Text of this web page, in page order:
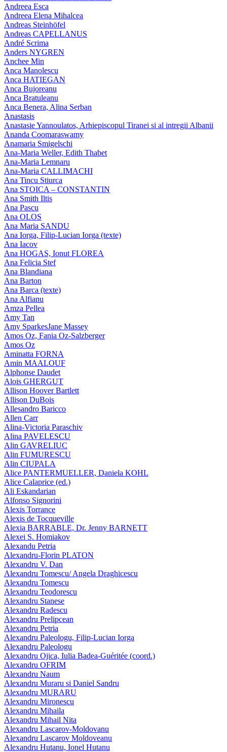
Andreea Esca
Andreea Elena Mihalcea
Andreas Steinhöfel
Andreas CAPELLANUS
André Scrima
Anders NYGREN
Anchee Min
Anca Manolescu
Anca HATIEGAN
Anca Bujoreanu
Anca Bratuleanu
Anca Benera, Alina Serban
Anastasis
Anastasie Yannoulatos, Arhiepiscopul Tiranei si al intregii Albanii
Ananda Coomaraswamy
Anamaria Smigelschi
Ana-Maria Weller, Edith Thabet
Ana-Maria Lemnaru
Ana-Maria CALLIMACHI
Ana Tincu Stiurca
Ana STOICA – CONSTANTIN
Ana Smith Iltis
Ana Pascu
Ana OLOS
Ana Maria SANDU
Ana Iorga, Filip-Lucian Iorga (texte)
Ana Iacov
Ana HOGAS, Ionut FLOREA
Ana Felicia Stef
Ana Blandiana
Ana Barton
Ana Barca (texte)
Ana Alfianu
Amza Pellea
Amy Tan
Amy SparkesJane Massey
Amos Oz, Fania Oz-Salzberger
Amos Oz
Aminatta FORNA
Amin MAALOUF
Alphonse Daudet
Alois GHERGUT
Allison Hoover Bartlett
Allison DuBois
Allesandro Baricco
Allen Carr
Alina-Victoria Paraschiv
Alina PAVELESCU
Alin GAVRELIUC
Alin FUMURESCU
Alin CIUPALA
Alice PANTERMUELLER, Daniela KOHL
Alice Calaprice (ed.)
Ali Eskandarian
Alfonso Signorini
Alexis Torrance
Alexis de Tocqueville
Alexia BARRABLE, Dr. Jenny BARNETT
Alexei S. Homiakov
Alexandu Petria
Alexandru-Florin PLATON
Alexandru V. Dan
Alexandru Tomescu/ Angela Draghicescu
Alexandru Tomescu
Alexandru Teodorescu
Alexandru Stanese
Alexandru Radescu
Alexandru Prelipcean
Alexandru Petria
Alexandru Paleologu, Filip-Lucian Iorga
Alexandru Paleologu
Alexandru Ojica, Iulia Badea-Guéritée (coord.)
Alexandru OFRIM
Alexandru Naum
Alexandru Muraru si Daniel Sandru
Alexandru MURARU
Alexandru Mironescu
Alexandru Mihaila
Alexandru Mihail Nita
Alexandru Lascarov-Moldovanu
Alexandru Lascarov Moldoveanu
Alexandru Hutanu, Ionel Hutanu